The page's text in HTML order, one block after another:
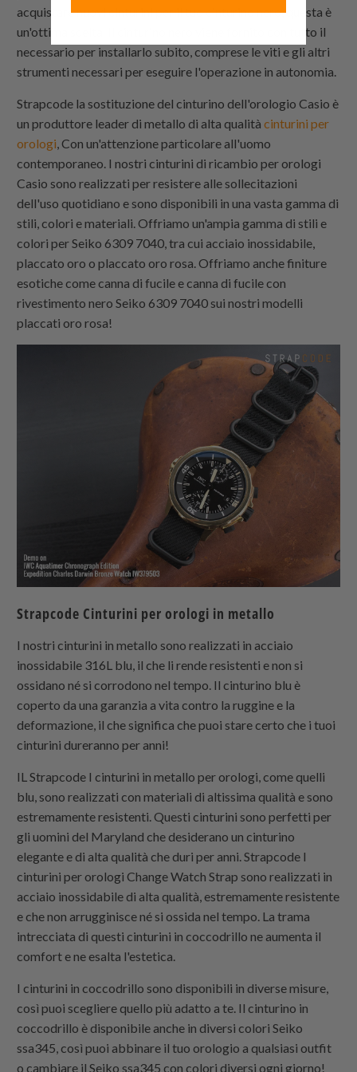
acquistare nuovi cinturini per il tuo cinturino nero, questa è
un'ottima scelta. Il cinturino nero viene fornito con tutto il
necessario per installarlo subito, comprese le viti e gli altri
strumenti necessari per eseguire l'operazione in autonomia.
Strapcode la sostituzione del cinturino dell'orologio Casio è
un produttore leader di metallo di alta qualitàcinturini per
orologi , Con un'attenzione particolare all'uomo
contemporaneo. I nostri cinturini di ricambio per orologi
Casio sono realizzati per resistere alle sollecitazioni
dell'uso quotidiano e sono disponibili in una vasta gamma di
stili, colori e materiali. Offriamo un'ampia gamma di stili e
colori per Seiko 6309 7040, tra cui acciaio inossidabile,
placcato oro o placcato oro rosa. Offriamo anche finiture
esotiche come canna di fucile e canna di fucile con
rivestimento nero Seiko 6309 7040 sui nostri modelli
placcati oro rosa!
Strapcode Cinturini per orologi in metallo
I nostri cinturini in metallo sono realizzati in acciaio
inossidabile 316L blu, il che li rende resistenti e non si
ossidano né si corrodono nel tempo. Il cinturino blu è
coperto da una garanzia a vita contro la ruggine e la
deformazione, il che significa che puoi stare certo che i tuoi
cinturini dureranno per anni!
IL Strapcode I cinturini in metallo per orologi, come quelli
blu, sono realizzati con materiali di altissima qualità e sono
estremamente resistenti. Questi cinturini sono perfetti per
gli uomini del Maryland che desiderano un cinturino
elegante e di alta qualità che duri per anni. Strapcode I
cinturini per orologi Change Watch Strap sono realizzati in
acciaio inossidabile di alta qualità, estremamente resistente
e che non arrugginisce né si ossida nel tempo. La trama
intrecciata di questi cinturini in coccodrillo ne aumenta il
comfort e ne esalta l'estetica.
I cinturini in coccodrillo sono disponibili in diverse misure,
così puoi scegliere quello più adatto a te. Il cinturino in
coccodrillo è disponibile anche in diversi colori Seiko
ssa345, così puoi abbinare il tuo orologio a qualsiasi outfit
o cambiare il Seiko ssa345 con colori diversi ogni giorno!